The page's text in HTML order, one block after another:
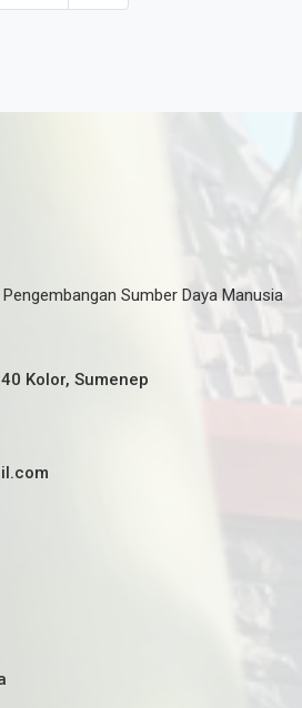
Sumber Daya Manusia
Kolor, Sumenep